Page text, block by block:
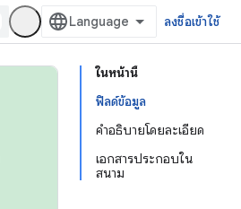
ลงชื่อเข้าใช้
ในหน้านี้
ฟิลด์ข้อมูล
คำอธิบายโดยละเอียด
เอกสารประกอบใน
สนาม